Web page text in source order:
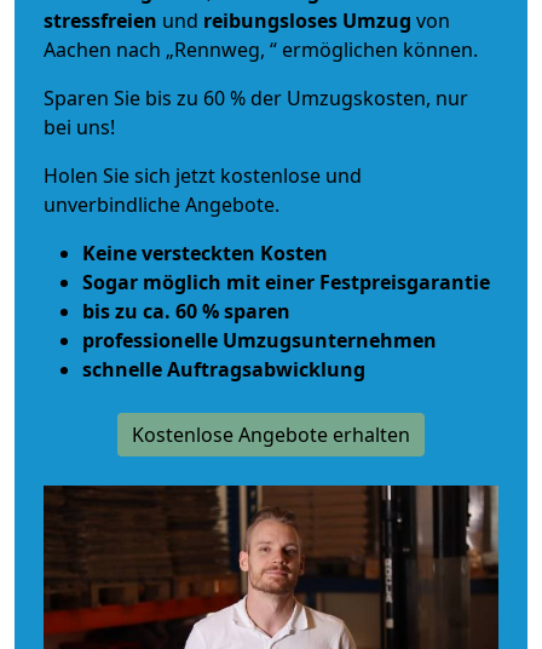
stressfreien und reibungsloses Umzug von
Aachen nach „Rennweg, “ ermöglichen können.
Sparen Sie bis zu 60 % der Umzugskosten, nur
bei uns!
Holen Sie sich jetzt kostenlose und
unverbindliche Angebote.
Keine versteckten Kosten
Sogar möglich mit einer Festpreisgarantie
bis zu ca. 60 % sparen
professionelle Umzugsunternehmen
schnelle Auftragsabwicklung
Kostenlose Angebote erhalten